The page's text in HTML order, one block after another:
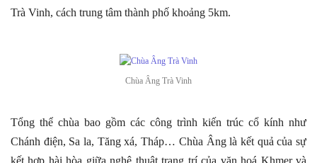
Trà Vinh, cách trung tâm thành phố khoảng 5km.
Chùa Âng Trà Vinh
Tổng thể chùa bao gồm các công trình kiến trúc cổ kính như
Chánh điện, Sa la, Tăng xá, Tháp… Chùa Âng là kết quả của sự
kết hợp hài hòa giữa nghệ thuật trang trí của văn hoá Khmer và